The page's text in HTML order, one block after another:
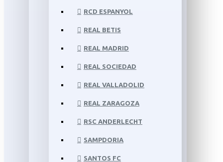
RCD ESPANYOL
REAL BETIS
REAL MADRID
REAL SOCIEDAD
REAL VALLADOLID
REAL ZARAGOZA
RSC ANDERLECHT
SAMPDORIA
SANTOS FC